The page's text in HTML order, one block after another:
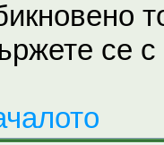
се